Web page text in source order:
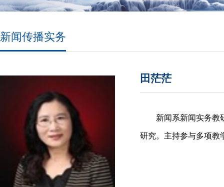
新闻传播实务
田茫茫
新闻系新闻实务教
研究。主持参与多项教